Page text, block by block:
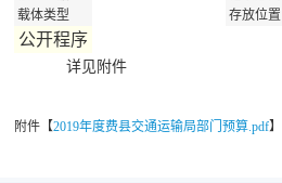
载体类型
存放位置
公开程序
详见附件
附件【2019年度费县交通运输局部门预算.pdf】